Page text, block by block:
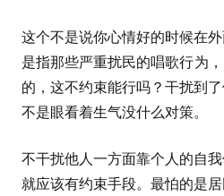
这个不是说你心情好的时候在
是指那些严重扰民的唱歌行为
的，这不约束能行吗？干扰到
不是眼看着生气没什么对策。
不干扰他人一方面靠个人的自
就应该有约束手段。最怕的是